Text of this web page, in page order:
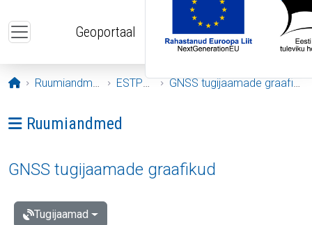
Geoportaal
Avaleht
Ruumiandmed ESTPOS GNSS tugijaamade graafikud
Ava menüü: Ruumiandmed
Ruumiandmed
GNSS tugijaamade graafikud
Tugijaamad